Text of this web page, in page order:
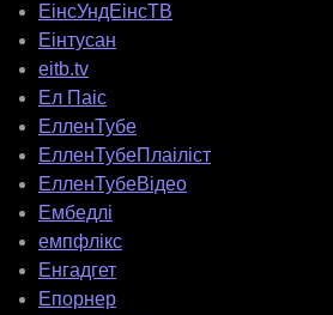
ЕінсУндЕінсТВ
Еінтусан
eitb.tv
Ел Паіс
ЕлленТубе
ЕлленТубеПлаіліст
ЕлленТубеВідео
Ембедлі
емпфлікс
Енгадгет
Епорнер